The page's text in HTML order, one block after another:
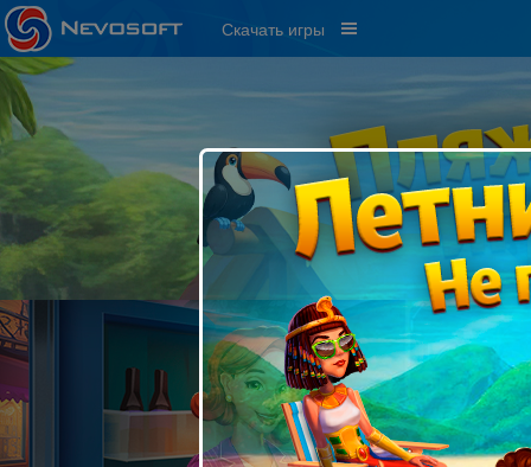
Скачать игры